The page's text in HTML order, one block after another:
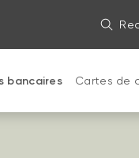
bancaires Cartes de